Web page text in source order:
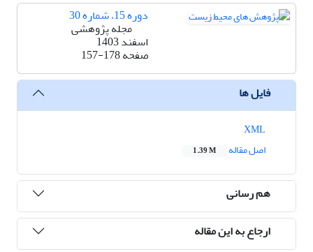
دوره 15، شماره 30
مجله پژوهشی
اسفند 1403
صفحه157-178
فایل ها
اصل مقاله
1.39 M
هم رسانی
ارجاع به این مقاله